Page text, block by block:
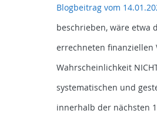
Blogbeitrag vom
beschrieben, wäre etwa
errechneten finanziellen
Wahrscheinlichkeit
systematischen und
innerhalb der nächsten